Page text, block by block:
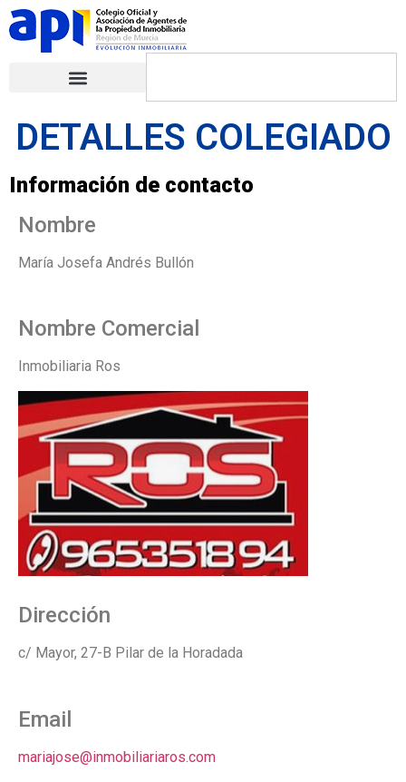
DETALLES COLEGIADO
Información de contacto
Nombre
María Josefa Andrés Bullón
Nombre Comercial
Inmobiliaria Ros
Dirección
c/ Mayor, 27-B Pilar de la Horadada
Email
mariajose@inmobiliariaros.com